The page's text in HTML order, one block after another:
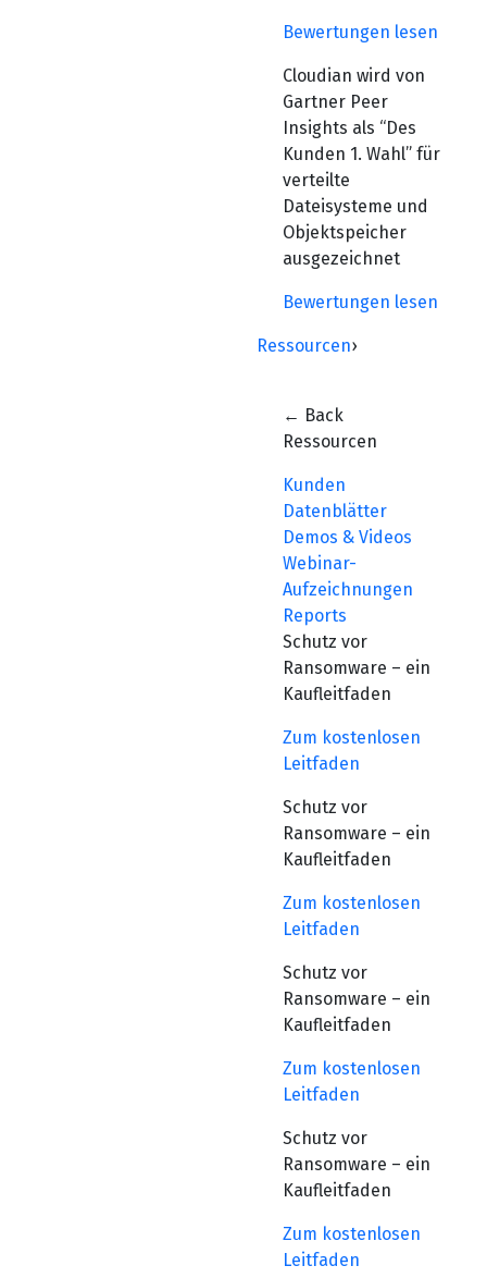
Bewertungen lesen
Cloudian wird von
Gartner Peer
Insights als “Des
Kunden 1. Wahl” für
verteilte
Dateisysteme und
Objektspeicher
ausgezeichnet
Bewertungen lesen
Ressourcen›
← Back
Ressourcen
Kunden
Datenblätter
Demos & Videos
Webinar-
Aufzeichnungen
Reports
Schutz vor
Ransomware – ein
Kaufleitfaden
Zum kostenlosen
Leitfaden
Schutz vor
Ransomware – ein
Kaufleitfaden
Zum kostenlosen
Leitfaden
Schutz vor
Ransomware – ein
Kaufleitfaden
Zum kostenlosen
Leitfaden
Schutz vor
Ransomware – ein
Kaufleitfaden
Zum kostenlosen
Leitfaden